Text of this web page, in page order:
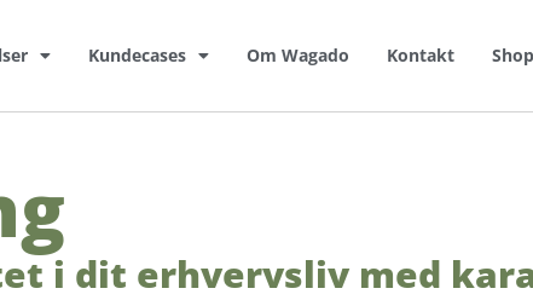
Kundecases Om Wagado Kontakt Shop
i dit erhvervsliv med